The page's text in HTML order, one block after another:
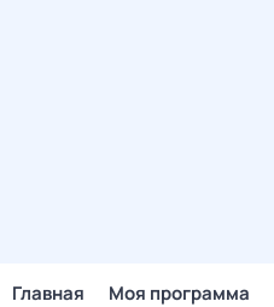
Главная Моя программа